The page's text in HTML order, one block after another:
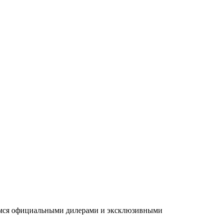
официальными дилерами и эксклюзивными